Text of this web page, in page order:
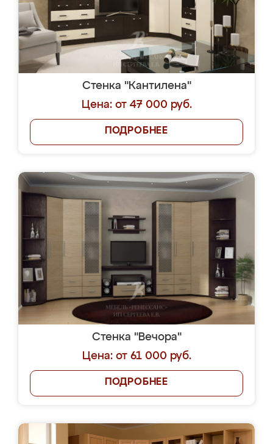
Стенка "Кантилена"
Цена: от 47 000 руб.
ПОДРОБНЕЕ
Стенка "Вечора"
Цена: от 61 000 руб.
ПОДРОБНЕЕ